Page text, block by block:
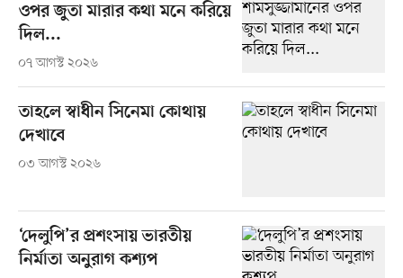
ওপর জুতা মারার কথা মনে করিয়ে
দিল...
০৭ আগস্ট ২০২৬
তাহলে স্বাধীন সিনেমা কোথায়
দেখাবে
০৩ আগস্ট ২০২৬
‘দেলুপি’র প্রশংসায় ভারতীয়
নির্মাতা অনুরাগ কশ্যপ